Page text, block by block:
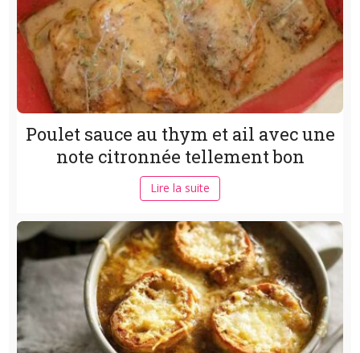
Poulet sauce au thym et ail avec une
note citronnée tellement bon
Lire la suite